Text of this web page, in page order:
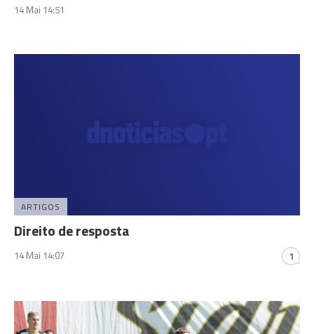
14 Mai 14:51
ARTIGOS
Direito de resposta
14 Mai 14:07 1